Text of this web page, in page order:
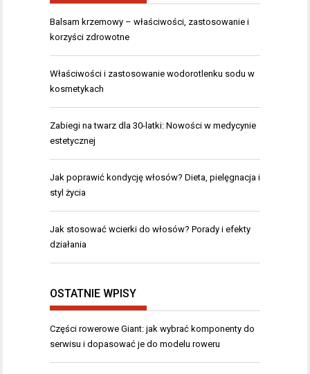
Balsam krzemowy – właściwości, zastosowanie i
korzyści zdrowotne
Właściwości i zastosowanie wodorotlenku sodu w
kosmetykach
Zabiegi na twarz dla 30-latki: Nowości w medycynie
estetycznej
Jak poprawić kondycję włosów? Dieta, pielęgnacja i
styl życia
Jak stosować wcierki do włosów? Porady i efekty
działania
OSTATNIE WPISY
Części rowerowe Giant: jak wybrać komponenty do
serwisu i dopasować je do modelu roweru